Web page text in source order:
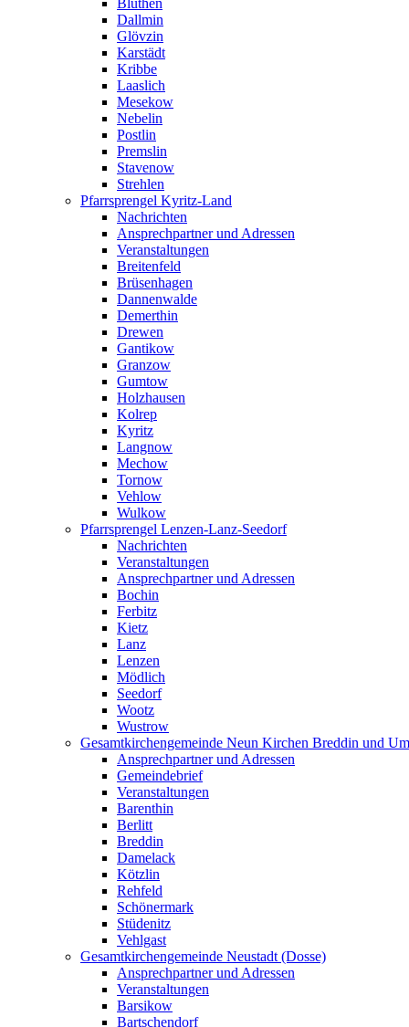
Blüthen
Dallmin
Glövzin
Karstädt
Kribbe
Laaslich
Mesekow
Nebelin
Postlin
Premslin
Stavenow
Strehlen
Pfarrsprengel Kyritz-Land
Nachrichten
Ansprechpartner und Adressen
Veranstaltungen
Breitenfeld
Brüsenhagen
Dannenwalde
Demerthin
Drewen
Gantikow
Granzow
Gumtow
Holzhausen
Kolrep
Kyritz
Langnow
Mechow
Tornow
Vehlow
Wulkow
Pfarrsprengel Lenzen-Lanz-Seedorf
Nachrichten
Veranstaltungen
Ansprechpartner und Adressen
Bochin
Ferbitz
Kietz
Lanz
Lenzen
Mödlich
Seedorf
Wootz
Wustrow
Gesamtkirchengemeinde Neun Kirchen Breddin und
Ansprechpartner und Adressen
Gemeindebrief
Veranstaltungen
Barenthin
Berlitt
Breddin
Damelack
Kötzlin
Rehfeld
Schönermark
Stüdenitz
Vehlgast
Gesamtkirchengemeinde Neustadt (Dosse)
Ansprechpartner und Adressen
Veranstaltungen
Barsikow
Bartschendorf